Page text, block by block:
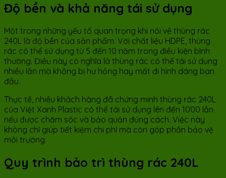
Độ bền và khả năng tái sử dụng
Một trong những yếu tố quan trọng khi nói về thùng rác
240L là độ bền của sản phẩm. Với chất liệu HDPE, thùng
rác có thể sử dụng từ 5 đến 10 năm trong điều kiện bình
thường. Điều này có nghĩa là thùng rác có thể tái sử dụng
nhiều lần mà không bị hư hỏng hay mất đi hình dáng ban
đầu.
Thực tế, nhiều khách hàng đã chứng minh thùng rác 240L
của Việt Xanh Plastic có thể tái sử dụng lên đến 1000 lần
nếu được chăm sóc và bảo quản đúng cách. Việc này
không chỉ giúp tiết kiệm chi phí mà còn góp phần bảo vệ
môi trường.
Quy trình bảo trì thùng rác 240L